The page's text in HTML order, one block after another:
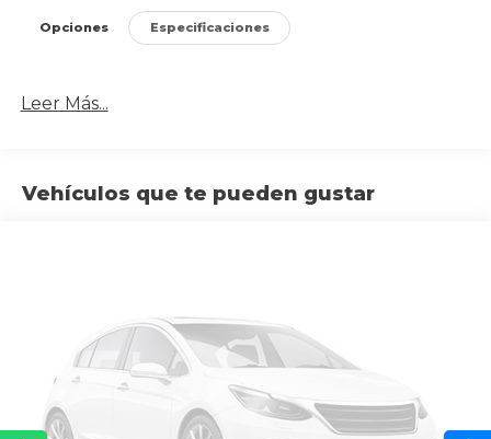
Opciones Especificaciones
Leer Más...
Vehículos que te pueden gustar